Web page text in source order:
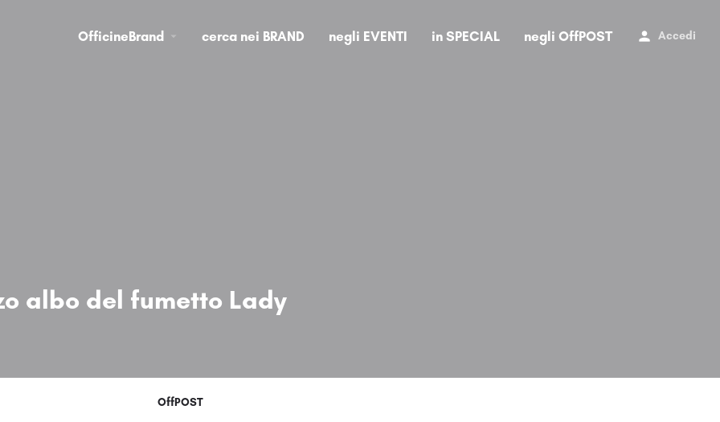
OfficineBrand cerca nei BRAND negli EVENTI in SPECIAL negli OffPOST Accedi
albo del fumetto Lady
OffPOST